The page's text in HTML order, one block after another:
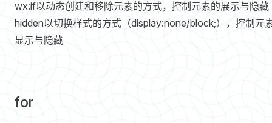
wx:if以动态创建和移除元素的方式，控制元素的展示与隐藏
hidden以切换样式的方式（display:none/block;），控制元
显示与隐藏
for